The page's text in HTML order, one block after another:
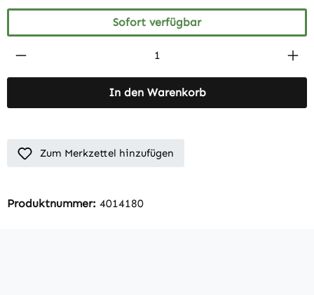
Sofort verfügbar
Produkt Anzahl: Gib den gewünschten
In den Warenkorb
Zum Merkzettel hinzufügen
Produktnummer: 4014180